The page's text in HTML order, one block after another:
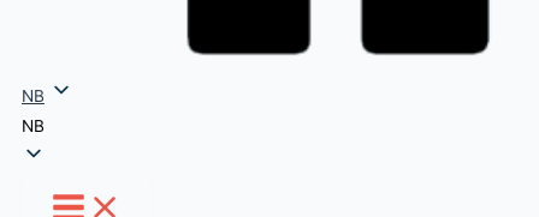
NB
NB